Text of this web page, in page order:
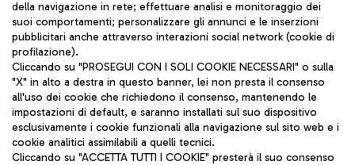
ITA
Aeroporti di Roma S.p.A. - Società soggetta a direzione e
coordinamento di Mundys S.p.A.
della navigazione in rete; effettuare analisi e monitoraggio dei
suoi comportamenti; personalizzare gli annunci e le inserzioni
pubblicitari anche attraverso interazioni social network (cookie di
profilazione).
Cliccando su "PROSEGUI CON I SOLI COOKIE NECESSARI" o sulla
"X" in alto a destra in questo banner, lei non presta il consenso
all'uso dei cookie che richiedono il consenso, mantenendo le
impostazioni di default, e saranno installati sul suo dispositivo
esclusivamente i cookie funzionali alla navigazione sul sito web e i
cookie analitici assimilabili a quelli tecnici.
Cliccando su "ACCETTA TUTTI I COOKIE" presterà il suo consenso